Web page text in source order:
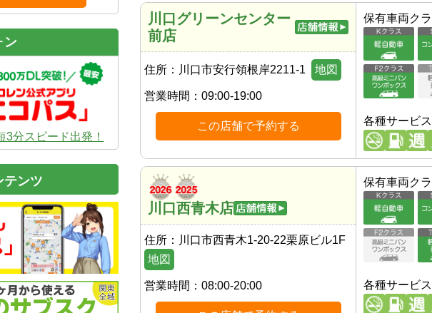
川口グリーンセンター
前店
住所： 川口市安行領根岸2211-1 地図
営業時間： 09:00-19:00
この店舗で予約する
保有車両ク
各種サービス
川口西青木店
住所： 川口市西青木1-20-22栗原ビル1F
地図
営業時間： 08:00-20:00
保有車両ク
各種サービス
ン
分スピード出発！
テンツ